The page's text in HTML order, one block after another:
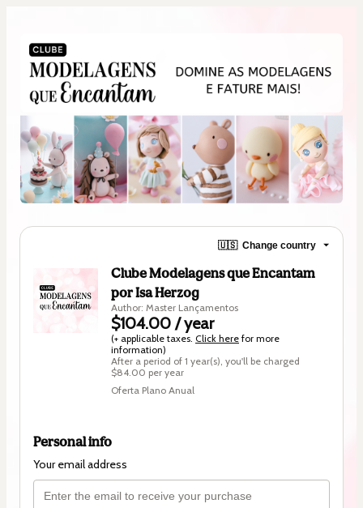
🇺🇸 Change country
Clube Modelagens que Encantam
por Isa Herzog
Author: Master Lançamentos
$104.00 / year
(+ applicable taxes. Click here for more
information)
After a period of 1 year(s), you'll be charged
$84.00 per year
Oferta Plano Anual
Personal info
Your email address